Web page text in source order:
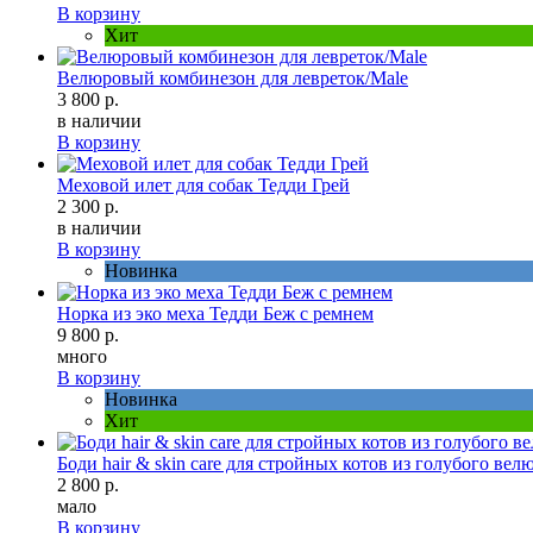
В корзину
Хит
Велюровый комбинезон для левреток/Male
3 800 р.
в наличии
В корзину
Меховой илет для собак Тедди Грей
2 300 р.
в наличии
В корзину
Новинка
Норка из эко меха Тедди Беж с ремнем
9 800 р.
много
В корзину
Новинка
Хит
Боди hair & skin care для стройных котов из голубого
2 800 р.
мало
В корзину